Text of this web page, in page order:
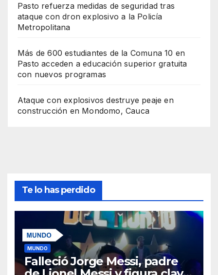
Pasto refuerza medidas de seguridad tras
ataque con dron explosivo a la Policía
Metropolitana
Más de 600 estudiantes de la Comuna 10 en
Pasto acceden a educación superior gratuita
con nuevos programas
Ataque con explosivos destruye peaje en
construcción en Mondomo, Cauca
Te lo has perdido
MUNDO
Falleció Jorge Messi, padre